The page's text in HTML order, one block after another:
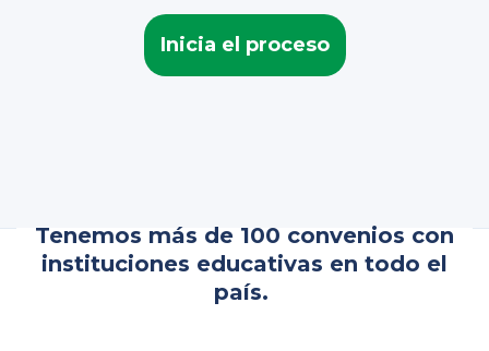
Inicia el proceso
Tenemos más de 100 convenios con
instituciones educativas en todo el
país.